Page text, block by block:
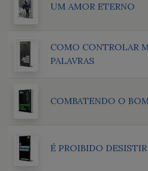
UM AMOR ETERNO
COMO CONTROLAR
PALAVRAS
COMBATENDO O
É PROIBIDO DESISTIR